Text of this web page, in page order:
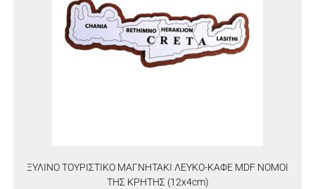
ΞΥΛΙΝΟ ΤΟΥΡΙΣΤΙΚΟ ΜΑΓΝΗΤΑΚΙ ΛΕΥΚΟ-ΚΑΦΕ MDF ΝΟΜΟΙ
ΤΗΣ ΚΡΗΤΗΣ (12x4cm)